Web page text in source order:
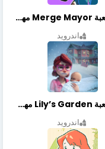
تحميل لعبة Merge Mayor مهكرة أخر إصدار
اندرويد
تحميل لعبة Lily’s Garden مهكرة أخر إصدار
اندرويد